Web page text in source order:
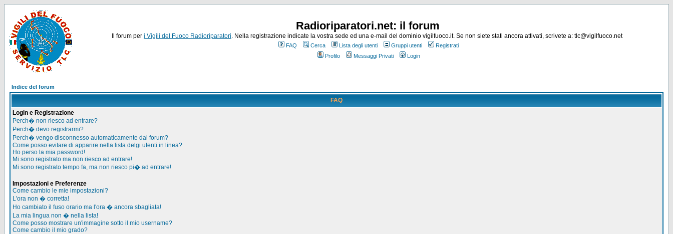
Radioriparatori.net: il forum
Il forum per i Vigili del Fuoco Radioriparatori. Nella registrazione indicate la vostra sede ed una e-mail del dominio vigilfuoco.it. Se non siete stati ancora attivati, scrivete a: tlc@vigilfuoco.net
FAQ Cerca Lista degli utenti Gruppi utenti
Registrati
Profilo
Messaggi Privati Login
Indice del forum
FAQ
Login e Registrazione
Perch� non riesco ad entrare?
Perch� devo registrarmi?
Perch� vengo disconnesso automaticamente dal forum?
Come posso evitare di apparire nella lista delgi utenti in linea?
Ho perso la mia password!
Mi sono registrato ma non riesco ad entrare!
Mi sono registrato tempo fa, ma non riesco pi� ad entrare!
Impostazioni e Preferenze
Come cambio le mie impostazioni?
L'ora non � corretta!
Ho cambiato il fuso orario ma l'ora � ancora sbagliata!
La mia lingua non � nella lista!
Come posso mostrare un'immagine sotto il mio username?
Come cambio il mio grado?